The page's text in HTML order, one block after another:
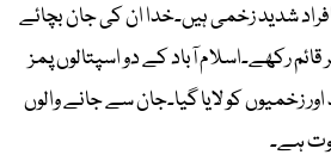
جن میں سے شاید 20افراد شدید زخمی ہیں۔خدا ان کی جان بچائے
رکھے۔اسلام آباد کے دو اسپتالوں پمز
زخمیوں کو لایا گیا۔جان سے جانے والوں
ہے۔